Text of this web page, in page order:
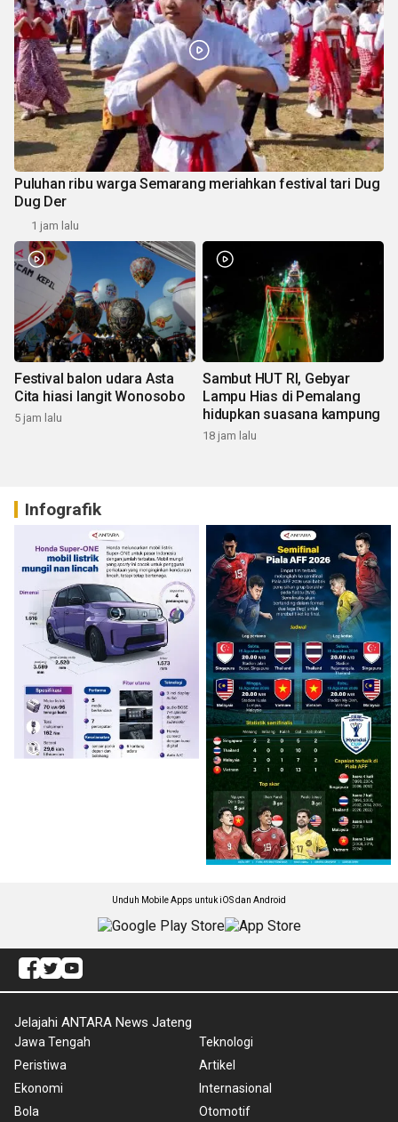
Puluhan ribu warga Semarang meriahkan festival tari Dug
Dug Der
1 jam lalu
Festival balon udara Asta
Cita hiasi langit Wonosobo
5 jam lalu
Sambut HUT RI, Gebyar
Lampu Hias di Pemalang
hidupkan suasana kampung
18 jam lalu
Infografik
Unduh Mobile Apps untuk iOS dan Android
Jelajahi ANTARA News Jateng
Jawa Tengah
Peristiwa
Ekonomi
Bola
Teknologi
Artikel
Internasional
Otomotif